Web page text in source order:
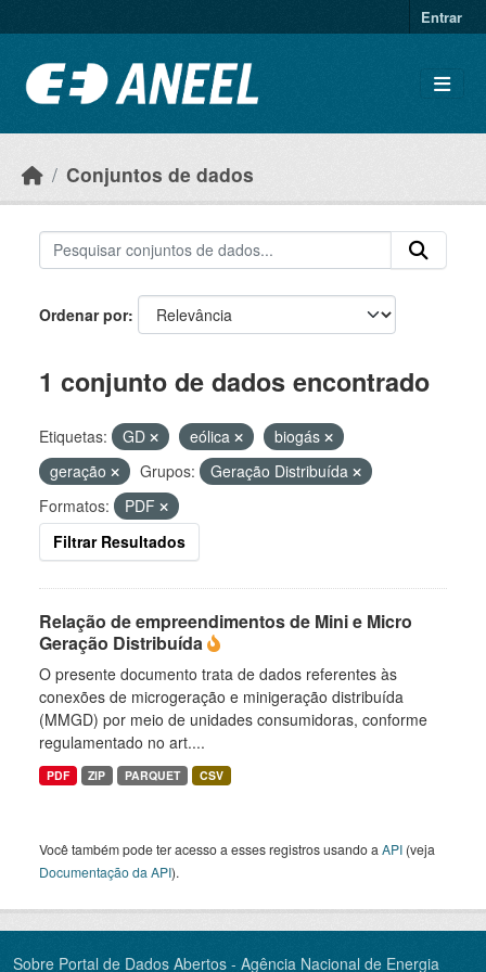
Entrar
Conjuntos de dados
Ordenar por
1 conjunto de dados encontrado
Etiquetas: GD eólica
biogás
geração
Grupos:
Geração Distribuída
Formatos:
PDF
Filtrar Resultados
Relação de empreendimentos de Mini e Micro
Geração Distribuída
O presente documento trata de dados referentes às
conexões de microgeração e minigeração distribuída
(MMGD) por meio de unidades consumidoras, conforme
regulamentado no art....
PDF ZIP PARQUET CSV
Você também pode ter acesso a esses registros usando a API (veja
Documentação da API).
Sobre Portal de Dados Abertos - Agência Nacional de Energia